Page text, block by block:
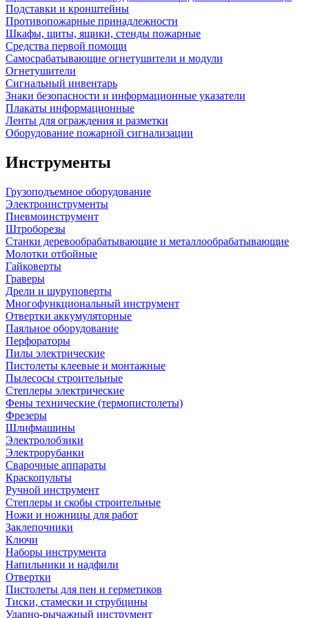
Подставки и кронштейны
Противопожарные принадлежности
Шкафы, щиты, ящики, стенды пожарные
Средства первой помощи
Самосрабатывающие огнетушители и модули
Огнетушители
Сигнальный инвентарь
Знаки безопасности и информационные указатели
Плакаты информационные
Ленты для ограждения и разметки
Оборудование пожарной сигнализации
Инструменты
Грузоподъемное оборудование
Электроинструменты
Пневмоинструмент
Штроборезы
Станки деревообрабатывающие и металлообрабатывающие
Молотки отбойные
Гайковерты
Граверы
Дрели и шуруповерты
Многофункциональный инструмент
Отвертки аккумуляторные
Паяльное оборудование
Перфораторы
Пилы электрические
Пистолеты клеевые и монтажные
Пылесосы строительные
Степлеры электрические
Фены технические (термопистолеты)
Фрезеры
Шлифмашины
Электролобзики
Электрорубанки
Сварочные аппараты
Краскопульты
Ручной инструмент
Степлеры и скобы строительные
Ножи и ножницы для работ
Заклепочники
Ключи
Наборы инструмента
Напильники и надфили
Отвертки
Пистолеты для пен и герметиков
Тиски, стамески и струбцины
Ударно-рычажный инструмент